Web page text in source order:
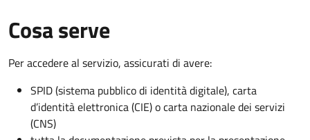
Cosa serve
Per accedere al servizio, assicurati di avere:
SPID (sistema pubblico di identità digitale), carta
d’identità elettronica (CIE) o carta nazionale dei servizi
(CNS)